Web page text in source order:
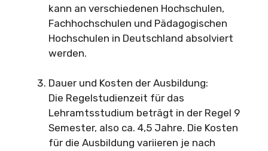
kann an verschiedenen Hochschulen,
Fachhochschulen und Pädagogischen
Hochschulen in Deutschland absolviert
werden.
Dauer und Kosten der Ausbildung:
Die Regelstudienzeit für das
Lehramtsstudium beträgt in der Regel 9
Semester, also ca. 4,5 Jahre. Die Kosten
für die Ausbildung variieren je nach